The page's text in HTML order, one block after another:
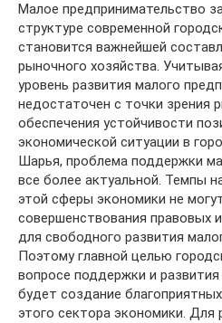
Малое предпринимательство
структуре современной
становится важнейшей
рыночного хозяйства.
уровень развития малого
недостаточен с точки зрения
обеспечения устойчивости
экономической ситуации в
Шарья, проблема поддержки
все более актуальной. Темпы
этой сферы экономики не
совершенствования правовых
для свободного развития
Поэтому главной целью
вопросе поддержки и
будет создание
этого сектора экономики. Для